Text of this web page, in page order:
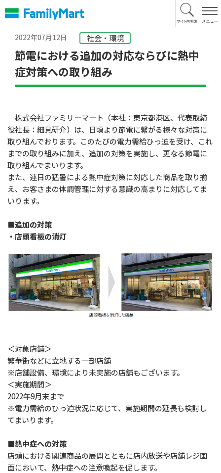
文
へ
2022年07月12日
社会・環境
節電における追加の対応ならびに熱中
症対策への取り組み
株式会社ファミリーマート（本社：東京都港区、代表取締
役社長：細見研介）は、日頃より節電に繋がる様々な対策に
取り組んでおります。このたびの電力需給ひっ迫を受け、これ
までの取り組みに加え、追加の対策を実施し、更なる節電に
取り組んでまいります。
また、連日の猛暑による熱中症対策に対応した商品を取り揃
え、お客さまの体調管理に対する意識の高まりに対応してま
いります。
■追加の対策
・店頭看板の消灯
＜対象店舗＞
繁華街などに立地する一部店舗
※店舗設備、環境により未実施の店舗もございます。
＜実施期間＞
2022年9月末まで
※電力需給のひっ迫状況に応じて、実施期間の延長も検討し
てまいります。
■熱中症への対策
店頭における関連商品の展開とともに店内放送や店舗レジ画
面において、熱中症への注意喚起を促します。